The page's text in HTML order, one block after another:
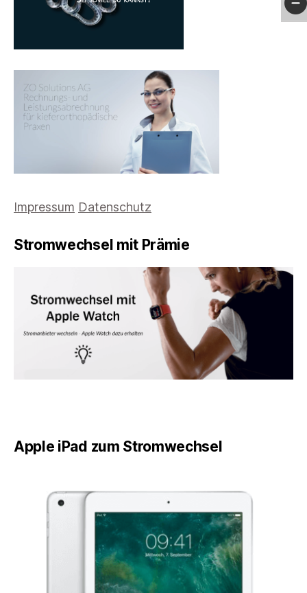
Impressum Datenschutz
Stromwechsel mit Prämie
Apple iPad zum Stromwechsel